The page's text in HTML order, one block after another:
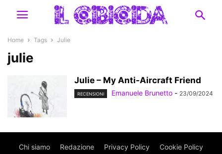
Home Tags Julie
julie
Julie – My Anti-Aircraft Friend
RECENSIONI Emanuele Brunetto - 23/09/2024
Chi siamo Redazione Privacy Policy Cookie Policy